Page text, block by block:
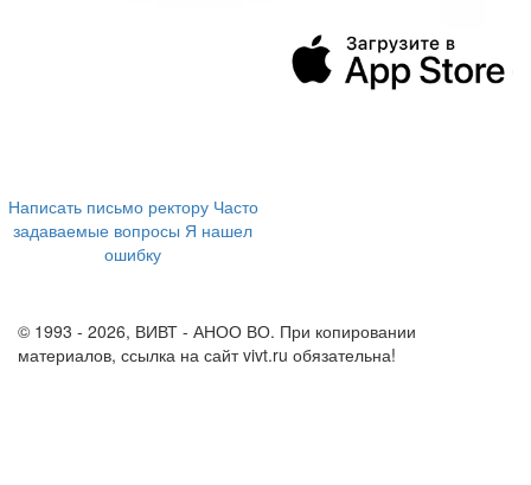
Написать письмо ректору Часто
задаваемые вопросы Я нашел
ошибку
© 1993 - 2026, ВИВТ - АНОО ВО. При копировании
материалов, ссылка на сайт vivt.ru обязательна!